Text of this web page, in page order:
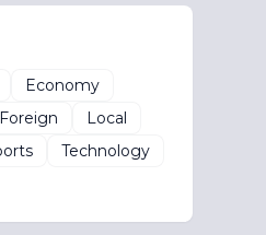
Economy
Foreign
Local
Technology